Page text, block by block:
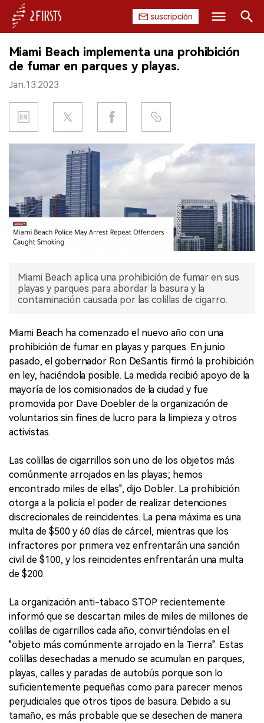
suscripción
INICIO
EMPRESA
PRODUCTO
REGULACIÓN
DATOS
EXPOSICIÓN
Buscar
Miami Beach implementa una prohibición
de fumar en parques y playas.
Jan.13.2023
Miami Beach aplica una prohibición de fumar en sus
playas y parques para abordar la basura y la
contaminación causada por las colillas de cigarro.
Miami Beach ha comenzado el nuevo año con una
prohibición de fumar en playas y parques. En junio
pasado, el gobernador Ron DeSantis firmó la prohibición
en ley, haciéndola posible. La medida recibió apoyo de la
mayoría de los comisionados de la ciudad y fue
promovida por Dave Doebler de la organización de
voluntarios sin fines de lucro para la limpieza y otros
activistas.
Las colillas de cigarrillos son uno de los objetos más
comúnmente arrojados en las playas; hemos
encontrado miles de ellas", dijo Dobler. La prohibición
otorga a la policía el poder de realizar detenciones
discrecionales de reincidentes. La pena máxima es una
multa de $500 y 60 días de cárcel, mientras que los
infractores por primera vez enfrentarán una sanción
civil de $100, y los reincidentes enfrentarán una multa
de $200.
La organización anti-tabaco STOP recientemente
informó que se descartan miles de miles de millones de
colillas de cigarrillos cada año, convirtiéndolas en el
"objeto más comúnmente arrojado en la Tierra". Estas
colillas desechadas a menudo se acumulan en parques,
playas, calles y paradas de autobús porque son lo
suficientemente pequeñas como para parecer menos
perjudiciales que otros tipos de basura. Debido a su
tamaño, es más probable que se desechen de manera